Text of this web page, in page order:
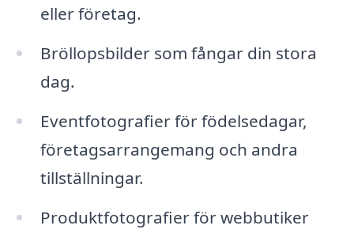
eller företag.
Bröllopsbilder som fångar din stora
dag.
Eventfotografier för födelsedagar,
företagsarrangemang och andra
tillställningar.
Produktfotografier för webbutiker